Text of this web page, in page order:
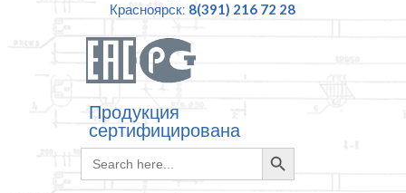
Красноярск: 8(391) 216 72 28
Продукция
сертифицирована
Search
for:
Search
Button